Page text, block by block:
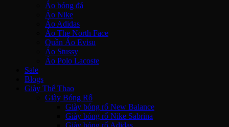
Áo bóng đá
Áo Nike
Áo Adidas
Áo The North Face
Quần Áo Evisu
Áo Stussy
Áo Polo Lacoste
Sale
Blogs
Giày Thể Thao
Giày Bóng Rổ
Giày bóng rổ New Balance
Giày bóng rổ Nike Sabrina
Giày bóng rổ Adidas